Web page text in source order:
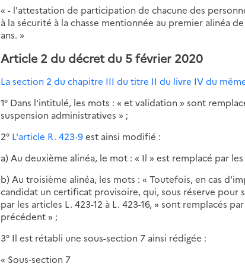
« - l'attestation de participation de chacune des
à la sécurité à la chasse mentionnée au premier alinéa
ans. »
Article 2 du décret du 5 février 2020
La section 2 du chapitre III du titre II du livre IV du
1° Dans l'intitulé, les mots : « et validation » sont
suspension administratives » ;
2° L'article R. 423-9est ainsi modifié :
a) Au deuxième alinéa, le mot : « Il » est remplacé par
b) Au troisième alinéa, les mots : « Toutefois, en cas
candidat un certificat provisoire, qui, sous réserve pour
par les articles L. 423-12 à L. 423-16, » sont remplacés
précédent » ;
3° Il est rétabli une sous-section 7 ainsi rédigée :
« Sous-section 7